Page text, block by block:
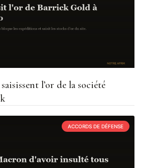
l’or de la société
ACCORDS DE DÉFENSE